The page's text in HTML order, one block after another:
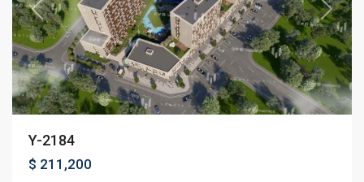
Previous Next
Y-2184
$ 211,200